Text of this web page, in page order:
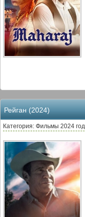
Рейган (2024)
Категория: Фильмы 2024